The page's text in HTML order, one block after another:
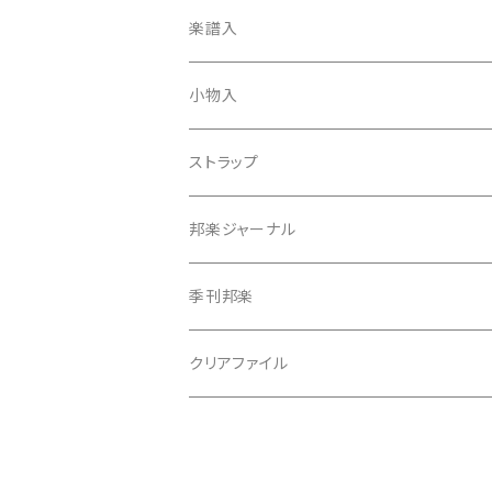
天神袋
天神巾着
指すり
つぼシール
撥皮・撥皮のり
胴板
楽譜入
小物入
ストラップ
邦楽ジャーナル
季刊邦楽
クリアファイル